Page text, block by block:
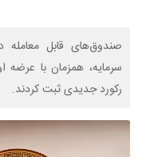
صندوق‌های قابل
سرمایه، همزمان با
رکورد جدیدی ثبت کردند.